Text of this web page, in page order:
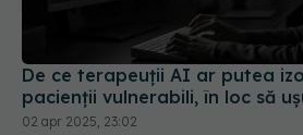
De ce terapeuții AI ar putea
pacienții vulnerabili, în loc să
02 apr 2025, 23:02